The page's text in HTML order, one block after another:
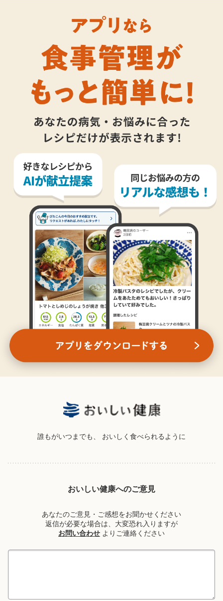
誰もがいつまでも、 おいしく食べられるように
おいしい健康へのご意見
あなたのご意見・ご感想をお聞かせください
返信が必要な場合は、大変恐れ入りますが
お問い合わせ よりご連絡ください